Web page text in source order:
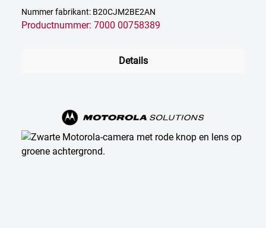
Nummer fabrikant: B20CJM2BE2AN
Productnummer: 7000 00758389
Details